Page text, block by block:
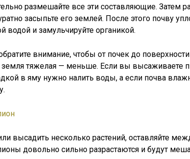
размешайте все эти составляющие. Затем
засыпьте его землей. После этого почву
водой и замульчируйте органикой.
внимание, чтобы от почек до
земля тяжелая — меньше. Если вы высаживаете
в яму нужно налить воды, а если почва
высадить несколько растений, оставляйте
довольно сильно разрастаются и будут